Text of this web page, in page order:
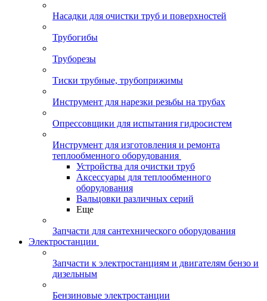
Насадки для очистки труб и поверхностей
Трубогибы
Труборезы
Тиски трубные, трубоприжимы
Инструмент для нарезки резьбы на трубах
Опрессовщики для испытания гидросистем
Инструмент для изготовления и ремонта
теплообменного оборудования
Устройства для очистки труб
Аксессуары для теплообменного
оборудования
Вальцовки различных серий
Еще
Запчасти для сантехнического оборудования
Электростанции
Запчасти к электростанциям и двигателям бензо и
дизельным
Бензиновые электростанции